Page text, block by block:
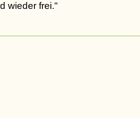
wieder frei."